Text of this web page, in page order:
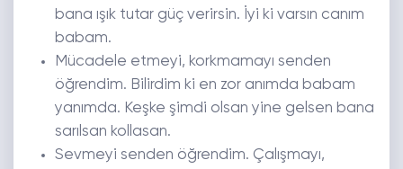
bana ışık tutar güç verirsin. İyi ki varsın canım
babam.
Mücadele etmeyi, korkmamayı senden
öğrendim. Bilirdim ki en zor anımda babam
yanımda. Keşke şimdi olsan yine gelsen bana
sarılsan kollasan.
Sevmeyi senden öğrendim. Çalışmayı,